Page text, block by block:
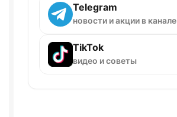
Telegram
новости и акции в канале
TikTok
видео и советы